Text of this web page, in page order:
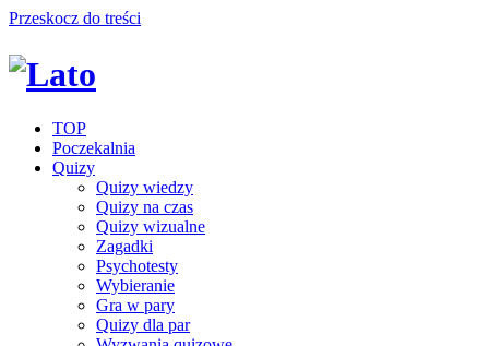
Przeskocz do treści
TOP
Poczekalnia
Quizy
Quizy wiedzy
Quizy na czas
Quizy wizualne
Zagadki
Psychotesty
Wybieranie
Gra w pary
Quizy dla par